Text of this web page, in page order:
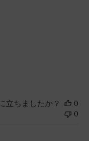
立ちましたか？
0
0